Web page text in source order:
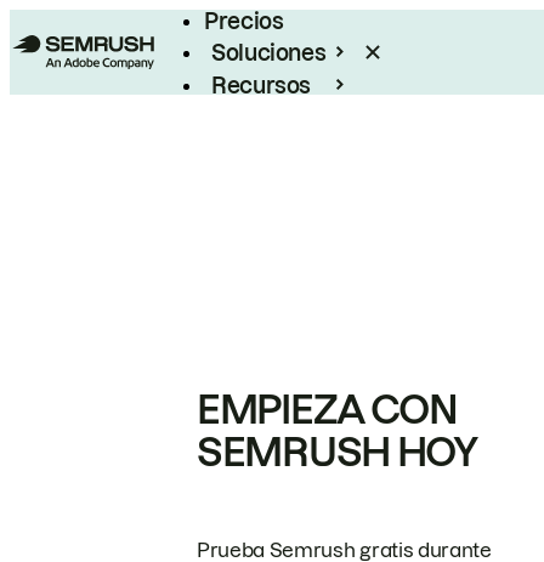
Precios
Soluciones
Recursos
EMPIEZA CON
SEMRUSH HOY
Prueba Semrush gratis durante